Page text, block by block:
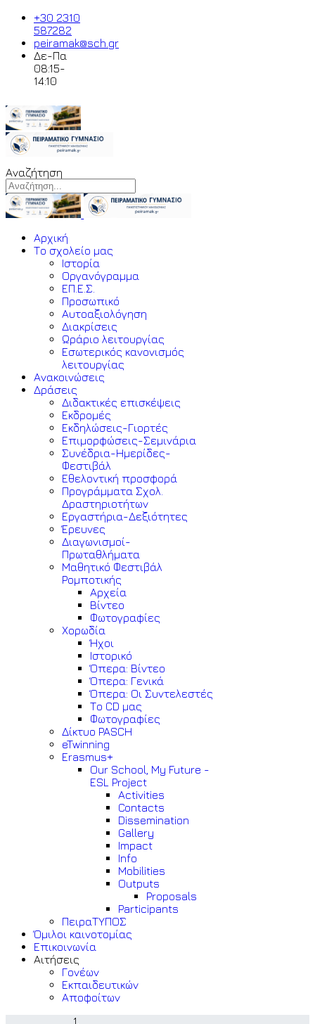
+30 2310
587282
peiramak@sch.gr
Δε-Πα
08:15-
14:10
Αναζήτηση
Αρχική
Το σχολείο μας
Ιστορία
Οργανόγραμμα
ΕΠ.Ε.Σ.
Προσωπικό
Αυτοαξιολόγηση
Διακρίσεις
Ωράριο λειτουργίας
Εσωτερικός κανονισμός
λειτουργίας
Ανακοινώσεις
Δράσεις
Διδακτικές επισκέψεις
Εκδρομές
Εκδηλώσεις-Γιορτές
Επιμορφώσεις-Σεμινάρια
Συνέδρια-Ημερίδες-
Φεστιβάλ
Εθελοντική προσφορά
Προγράμματα Σχολ.
Δραστηριοτήτων
Εργαστήρια-Δεξιότητες
Έρευνες
Διαγωνισμοί-
Πρωταθλήματα
Μαθητικό Φεστιβάλ
Ρομποτικής
Αρχεία
Βίντεο
Φωτογραφίες
Χορωδία
Ήχοι
Ιστορικό
Όπερα: Βίντεο
Όπερα: Γενικά
Όπερα: Οι Συντελεστές
Το CD μας
Φωτογραφίες
Δίκτυο PASCH
eTwinning
Erasmus+
Our School, My Future -
ESL Project
Activities
Contacts
Dissemination
Gallery
Impact
Info
Mobilities
Outputs
Proposals
Participants
ΠειραΤΥΠΟΣ
Όμιλοι καινοτομίας
Επικοινωνία
Αιτήσεις
Γονέων
Εκπαιδευτικών
Αποφοίτων